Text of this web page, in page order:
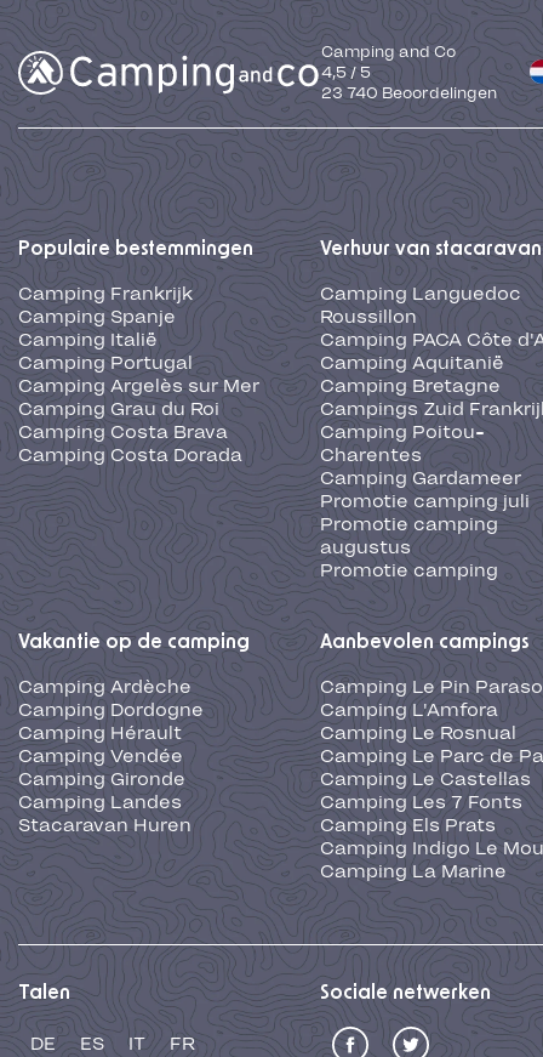
Camping and Co
4,5/5
23 740 Beoordelingen
Populaire bestemmingen
Camping Frankrijk
Camping Spanje
Camping Italië
Camping Portugal
Camping Argelès sur Mer
Camping Grau du Roi
Camping Costa Brava
Camping Costa Dorada
Verhuur van
Camping Languedoc
Roussillon
Camping PACA Côte
Camping Aquitanië
Camping Bretagne
Campings Zuid
Camping Poitou-
Charentes
Camping Gardameer
Promotie camping juli
Promotie camping
augustus
Promotie camping
Vakantie op de camping
Camping Ardèche
Camping Dordogne
Camping Hérault
Camping Vendée
Camping Gironde
Camping Landes
Stacaravan Huren
Aanbevolen campings
Camping Le Pin
Camping L'Amfora
Camping Le Rosnual
Camping Le Parc de
Camping Le Castellas
Camping Les 7 Fonts
Camping Els Prats
Camping Indigo Le
Camping La Marine
Talen
DE ES IT
FR
Sociale netwerken